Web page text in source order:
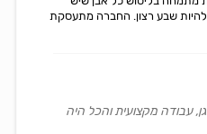
שבע רצון. החברה מתעסקת
עבודה מקצועית והכל היה